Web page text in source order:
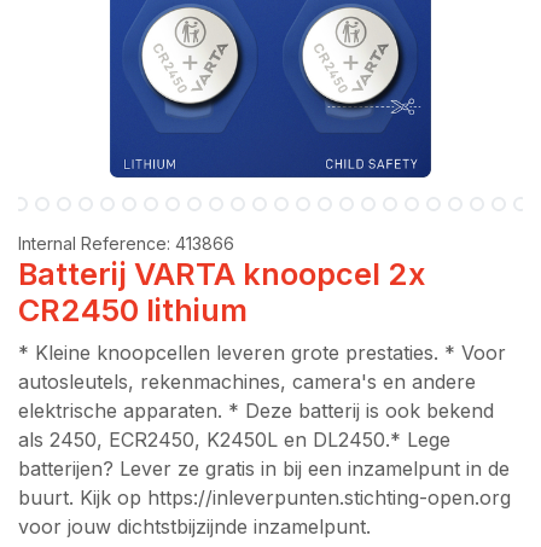
Internal Reference: 413866
Batterij VARTA knoopcel 2x
CR2450 lithium
* Kleine knoopcellen leveren grote prestaties. * Voor
autosleutels, rekenmachines, camera's en andere
elektrische apparaten. * Deze batterij is ook bekend
als 2450, ECR2450, K2450L en DL2450.* Lege
batterijen? Lever ze gratis in bij een inzamelpunt in de
buurt. Kijk op https://inleverpunten.stichting-open.org
voor jouw dichtstbijzijnde inzamelpunt.